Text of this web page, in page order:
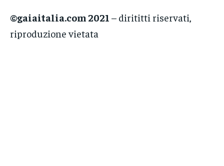
©gaiaitalia.com 2021 – dirititti riservati,
riproduzione vietata